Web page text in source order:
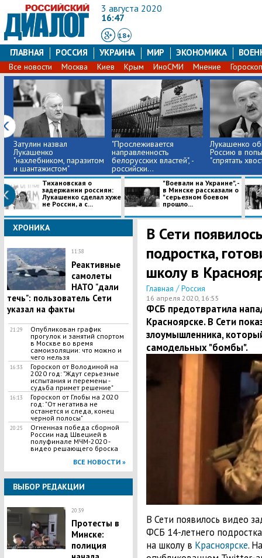
3 августа 2020
16:47
18+
ГЛАВНАЯ РОССИЯ УКРАИНА МИР ЭКОНОМИКА
Все новости Москва Киев Крым ИноСМИ Мнение
Затулин назвал
Лукашенко
"нахлебником, паразитом
и шантажистом"
"​Прослеживается
направленность
белорусских властей", -
российски...
Лукашенко
Россию в
"спрятать
Тихановская о
задержании россиян:
Лукашенко сделал хуже
не России, а с...
"Воевали на Украине", -
в Минске рассказали о
"серьезном боевом
прошло...
ХРОНИКА
11:38
Реактивные
самолеты
НАТО "дали
течь": пользователь Сети
указал на факты
21:29
Опубликован график
прогулок и занятий спортом
в Москве во время
самоизоляции: что можно и
чего нельзя
16:33
Гороскоп от Володиной на
2020 год: "Ждут серьезные
испытания и перемены -
судьба примет решение"
16:13
Гороскоп от Глобы на 2020
год: "От негатива не
останется и следа, конец
черной полосы"
20:25
Огненная победа сборной
России над Швецией в
полуфинале МЧМ-2020 -
видео решающего броска
ВСЕ НОВОСТИ »
ВЫБОР РЕДАКЦИИ
20:39
Протесты в
Минске:
полиция
В Сети
подростка,
школу в
Главная / Россия
16 апреля 2020, 16:55
ФСБ предотвратила
Красноярске. В Сети
злоумышленника,
самодельных "бомбы".
В Сети появилось видео
ФСБ 14-летнего
на школу в Красноярске.